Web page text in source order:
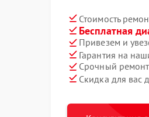
Стоимость
Бесплатная
Привезем и
Гарантия на
Срочный ремонт
Скидка для вас